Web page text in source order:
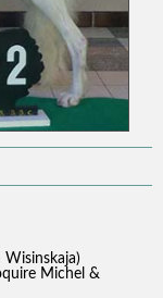
Michel &